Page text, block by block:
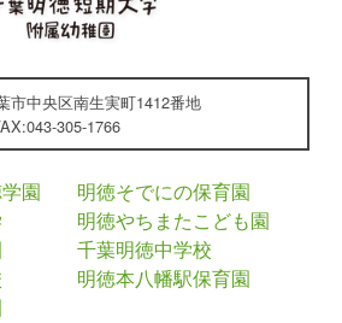
市中央区南生実町1412番地
305-1766
園
明徳そでにの保育園
明徳やちまたこども園
千葉明徳中学校
明徳本八幡駅保育園